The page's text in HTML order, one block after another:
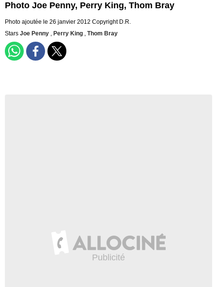
Photo Joe Penny, Perry King, Thom Bray
Photo ajoutée le 26 janvier 2012 Copyright D.R.
Stars Joe Penny , Perry King , Thom Bray